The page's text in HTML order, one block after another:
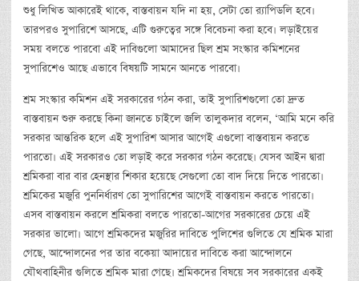
শুধু লিখিত আকারেই থাকে, বাস্তবায়ন যদি না হয়, সেটা তো র‍্যাপিডলি হবে।
তারপরও সুপারিশে আসছে, এটি গুরুত্বের সঙ্গে বিবেচনা করা হবে। লড়াইয়ের
সময় বলতে পারবো এই দাবিগুলো আমাদের ছিল শ্রম সংস্কার কমিশনের
সুপারিশেও আছে এভাবে বিষয়টি সামনে আনতে পারবো।
শ্রম সংস্কার কমিশন এই সরকারের গঠন করা, তাই সুপারিশগুলো তো দ্রুত
বাস্তবায়ন শুরু করছে কিনা জানতে চাইলে জলি তালুকদার বলেন, ‘আমি মনে করি
সরকার আন্তরিক হলে এই সুপারিশ আসার আগেই এগুলো বাস্তবায়ন করতে
পারতো। এই সরকারও তো লড়াই করে সরকার গঠন করেছে। যেসব আইন দ্বারা
শ্রমিকরা বার বার হেনস্থার শিকার হয়েছে সেগুলো তো বাদ দিয়ে দিতে পারতো।
শ্রমিকের মজুরি পুননির্ধারণ তো সুপারিশের আগেই বাস্তবায়ন করতে পারতো।
এসব বাস্তবায়ন করলে শ্রমিকরা বলতে পারতো-আগের সরকারের চেয়ে এই
সরকার ভালো। আগে শ্রমিকদের মজুরির দাবিতে পুলিশের গুলিতে যে শ্রমিক মারা
গেছে, আন্দোলনের পর তার বকেয়া আদায়ের দাবিতে করা আন্দোলনে
যৌথবাহিনীর গুলিতে শ্রমিক মারা গেছে। শ্রমিকদের বিষয়ে সব সরকারের একই